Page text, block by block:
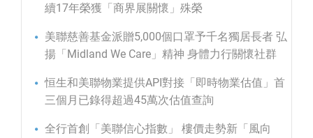
續17年榮獲「商界展關懷」殊榮
美聯慈善基金派贈5,000個口罩予千名獨居長者 弘
揚「Midland We Care」精神 身體力行關懷社群
恒生和美聯物業提供API對接「即時物業估值」首
三個月已錄得超過45萬次估值查詢
全行首創「美聯信心指數」 樓價走勢新「風向